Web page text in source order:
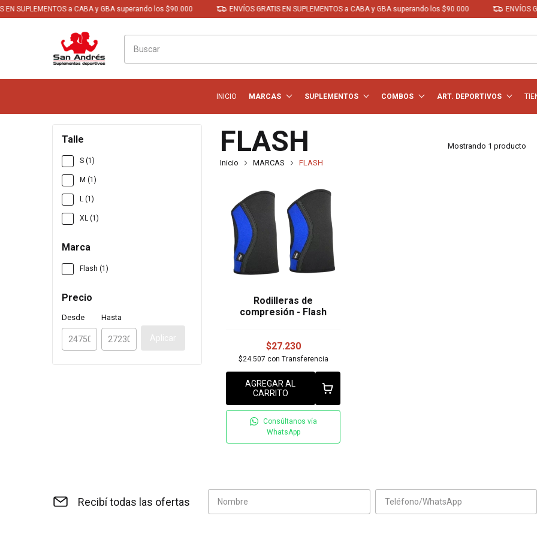
a CABA y GBA superando los $90.000 ENVÍOS GRATIS EN SUPLEMENTOS a CABA y GBA superando los $90.000 ENVÍOS
INICIO MARCAS SUPLEMENTOS COMBOS ART. DEPORTIVOS
Talle
S (1)
M (1)
L (1)
XL (1)
Marca
Flash (1)
Precio
Desde Hasta
Aplicar
FLASH
Inicio MARCAS FLASH
Mostrando 1 producto
Rodilleras de
compresión - Flash
$27.230
$24.507 con Transferencia
AGREGAR AL
CARRITO
Consúltanos vía
WhatsApp
Recibí todas las ofertas